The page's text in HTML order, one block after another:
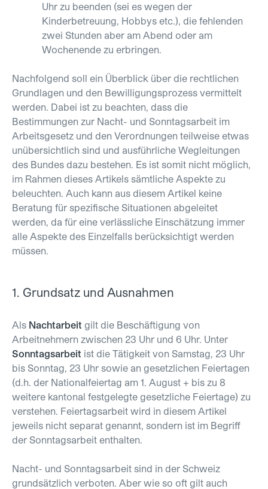
Uhr zu beenden (sei es wegen der
Kinderbetreuung, Hobbys etc.), die fehlenden
zwei Stunden aber am Abend oder am
Wochenende zu erbringen.
Nachfolgend soll ein Überblick über die rechtlichen
Grundlagen und den Bewilligungsprozess vermittelt
werden. Dabei ist zu beachten, dass die
Bestimmungen zur Nacht- und Sonntagsarbeit im
Arbeitsgesetz und den Verordnungen teilweise etwas
unübersichtlich sind und ausführliche Wegleitungen
des Bundes dazu bestehen. Es ist somit nicht möglich,
im Rahmen dieses Artikels sämtliche Aspekte zu
beleuchten. Auch kann aus diesem Artikel keine
Beratung für spezifische Situationen abgeleitet
werden, da für eine verlässliche Einschätzung immer
alle Aspekte des Einzelfalls berücksichtigt werden
müssen.
1. Grundsatz und Ausnahmen
Als Nachtarbeit gilt die Beschäftigung von
Arbeitnehmern zwischen 23 Uhr und 6 Uhr. Unter
Sonntagsarbeit ist die Tätigkeit von Samstag, 23 Uhr
bis Sonntag, 23 Uhr sowie an gesetzlichen Feiertagen
(d.h. der Nationalfeiertag am 1. August + bis zu 8
weitere kantonal festgelegte gesetzliche Feiertage) zu
verstehen. Feiertagsarbeit wird in diesem Artikel
jeweils nicht separat genannt, sondern ist im Begriff
der Sonntagsarbeit enthalten.
Nacht- und Sonntagsarbeit sind in der Schweiz
grundsätzlich verboten. Aber wie so oft gilt auch